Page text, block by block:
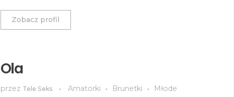
Zobacz profil
Ola
przez Tele Seks Amatorki Brunetki Młode